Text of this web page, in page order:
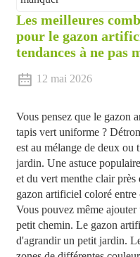
Les meilleures
pour le gazon
tendances à ne pas
12 mai 2026
Vous pensez que le gazon
tapis vert uniforme ?
est au mélange de deux ou
jardin. Une astuce
et du vert menthe clair
gazon artificiel coloré entre
Vous pouvez même
petit chemin. Le gazon
d'agrandir un petit jardin.